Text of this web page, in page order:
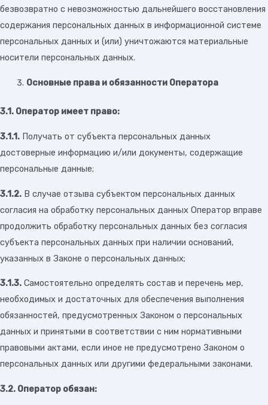
безвозвратно с невозможностью дальнейшего восстановления
содержания персональных данных в информационной системе
персональных данных и (или) уничтожаются материальные
носители персональных данных.
Основные права и обязанности Оператора
3.1. Оператор имеет право:
3.1.1. Получать от субъекта персональных данных
достоверные информацию и/или документы, содержащие
персональные данные;
3.1.2. В случае отзыва субъектом персональных данных
согласия на обработку персональных данных Оператор вправе
продолжить обработку персональных данных без согласия
субъекта персональных данных при наличии оснований,
указанных в Законе о персональных данных;
3.1.3. Самостоятельно определять состав и перечень мер,
необходимых и достаточных для обеспечения выполнения
обязанностей, предусмотренных Законом о персональных
данных и принятыми в соответствии с ним нормативными
правовыми актами, если иное не предусмотрено Законом о
персональных данных или другими федеральными законами.
3.2. Оператор обязан: